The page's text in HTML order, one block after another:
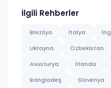
İlgili Rehberler
Brezilya İtalya
Ukrayna
Özbekistan
Avusturya
İrlanda
Bangladeş
Slovenya